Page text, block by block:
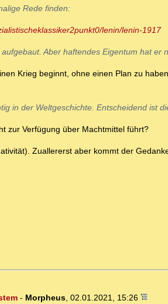
Rede finden:
lenin/lenin-1917
Aber haftendes Eigentum hat er
Krieg beginnt, ohne einen Plan zu
in der Weltgeschichte. Entscheidend ist
zur Verfügung über Machtmittel führt?
Zuallererst aber kommt der
- Morpheus, 02.01.2021, 15:26